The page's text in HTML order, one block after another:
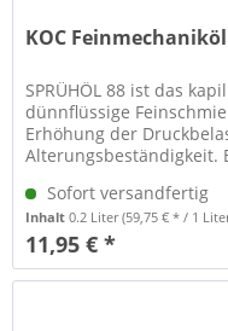
KOC
SPRÜHÖL 88 ist das
dünnflüssige
Erhöhung der
Alterungsbeständigkeit.
Sofort versandfertig
Inhalt0.2 Liter(59,75 € * / 1
11,95 € *